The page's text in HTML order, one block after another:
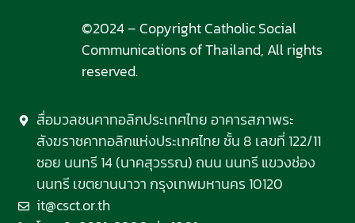
©2024 – Copyright Catholic Social
Communications of Thailand, All rights
reserved.
สื่อมวลชนคาทอลิกประเทศไทย อาคารสภาพระ
สังฆราชคาทอลิกแห่งประเทศไทย ชั้น 8 เลขที่ 122/11
ซอย นนทรี 14 (นาคสุวรรณ) ถนน นนทรี แขวงช่อง
นนทรี เขตยานนาวา กรุงเทพมหานคร 10120
it@csct.or.th